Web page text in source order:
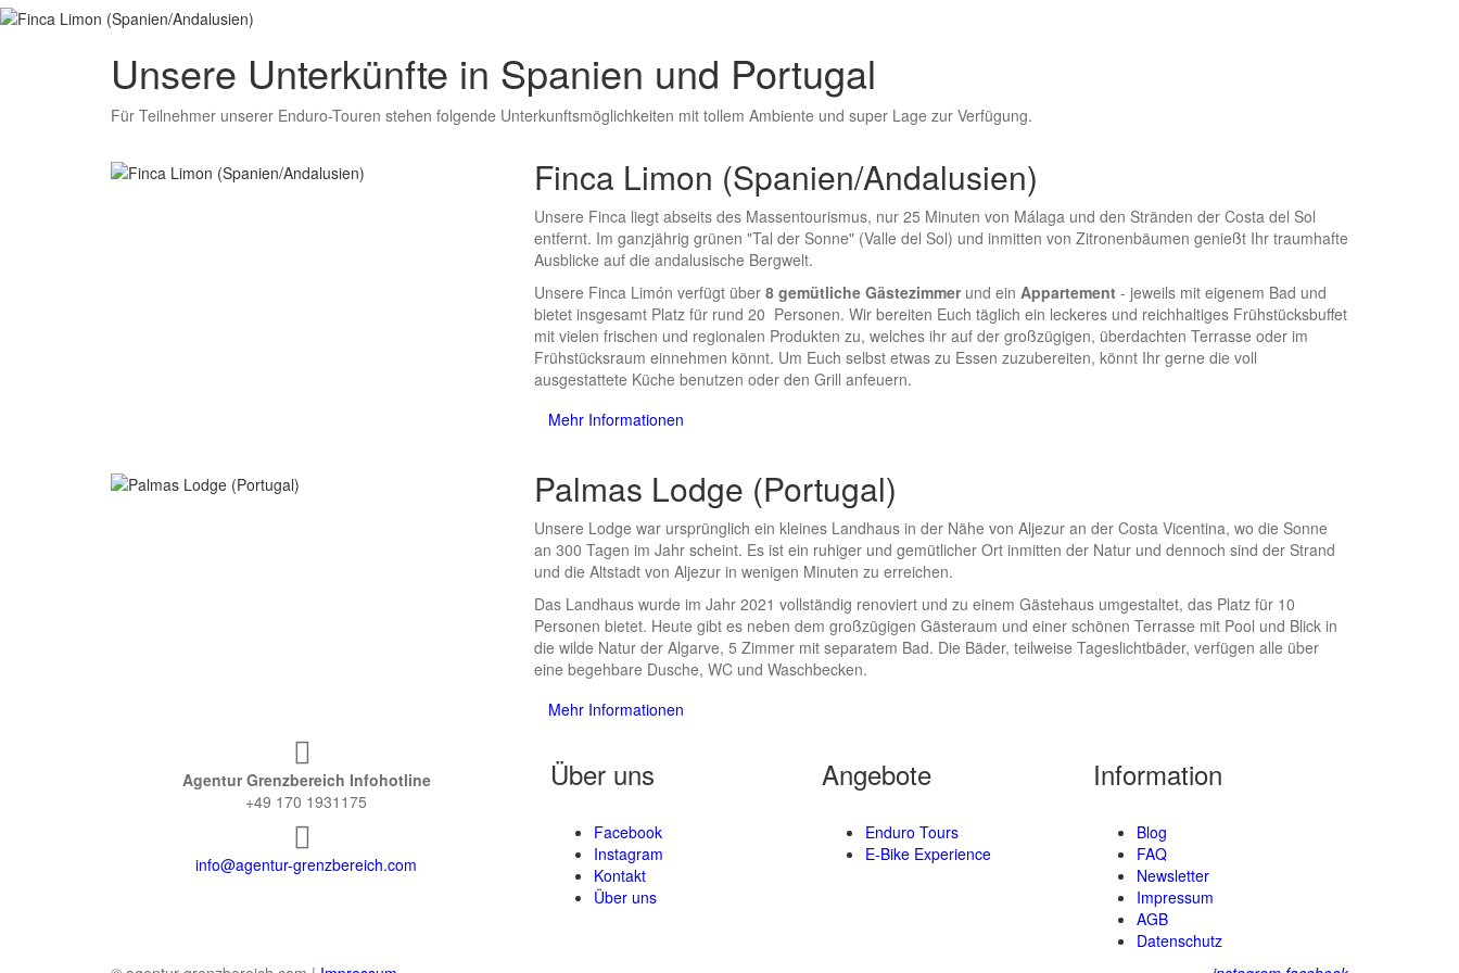
Unsere Unterkünfte in Spanien und Portugal
Für Teilnehmer unserer Enduro-Touren stehen folgende Unterkunftsmöglichkeiten mit tollem Ambiente und super Lage zur Verfügung.
Finca Limon (Spanien/Andalusien)
Unsere Finca liegt abseits des Massentourismus, nur 25 Minuten von Málaga und den Stränden der Costa del Sol
entfernt. Im ganzjährig grünen "Tal der Sonne" (Valle del Sol) und inmitten von Zitronenbäumen genießt Ihr traumhafte
Ausblicke auf die andalusische Bergwelt.
Unsere Finca Limón verfügt über 8 gemütliche Gästezimmer und ein Appartement - jeweils mit eigenem Bad und
bietet insgesamt Platz für rund 20 Personen. Wir bereiten Euch täglich ein leckeres und reichhaltiges Frühstücksbuffet
mit vielen frischen und regionalen Produkten zu, welches ihr auf der großzügigen, überdachten Terrasse oder im
Frühstücksraum einnehmen könnt. Um Euch selbst etwas zu Essen zuzubereiten, könnt Ihr gerne die voll
ausgestattete Küche benutzen oder den Grill anfeuern.
Mehr Informationen
Palmas Lodge (Portugal)
Unsere Lodge war ursprünglich ein kleines Landhaus in der Nähe von Aljezur an der Costa Vicentina, wo die Sonne
an 300 Tagen im Jahr scheint. Es ist ein ruhiger und gemütlicher Ort inmitten der Natur und dennoch sind der Strand
und die Altstadt von Aljezur in wenigen Minuten zu erreichen.
Das Landhaus wurde im Jahr 2021 vollständig renoviert und zu einem Gästehaus umgestaltet, das Platz für 10
Personen bietet. Heute gibt es neben dem großzügigen Gästeraum und einer schönen Terrasse mit Pool und Blick in
die wilde Natur der Algarve, 5 Zimmer mit separatem Bad. Die Bäder, teilweise Tageslichtbäder, verfügen alle über
eine begehbare Dusche, WC und Waschbecken.
Mehr Informationen
Agentur Grenzbereich Infohotline
+49 170 1931175
info@agentur-grenzbereich.com
Über uns
Facebook
Instagram
Kontakt
Über uns
Angebote
Enduro Tours
E-Bike Experience
Information
Blog
FAQ
Newsletter
Impressum
AGB
Datenschutz